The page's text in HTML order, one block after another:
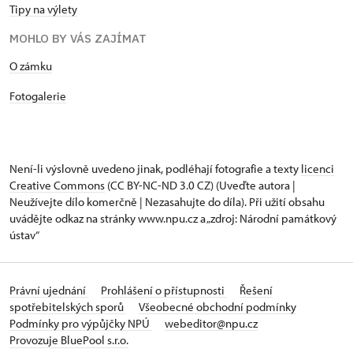
Tipy na výlety
MOHLO BY VÁS ZAJÍMAT
O zámku
Fotogalerie
Není-li výslovně uvedeno jinak, podléhají fotografie a texty licenci
Creative Commons (CC BY-NC-ND 3.0 CZ) (Uveďte autora |
Neužívejte dílo komerčně | Nezasahujte do díla). Při užití obsahu
uvádějte odkaz na stránky www.npu.cz a „zdroj: Národní památkový
ústav“
Právní ujednání Prohlášení o přístupnosti
Řešení
spotřebitelských sporů
Všeobecné obchodní podmínky
Podmínky pro výpůjčky NPÚ
webeditor@npu.cz
Provozuje BluePool s.r.o.